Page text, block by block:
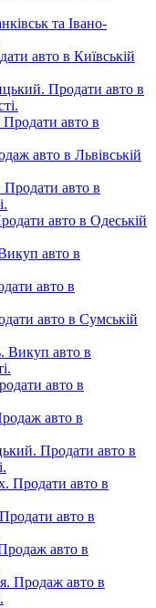
та Івано-
авто в Київській
Продати авто в
авто в
авто в Львівській
авто в
авто в Одеській
авто в
авто в
авто в Сумській
Викуп авто в
авто в
авто в
Продати авто в
Продати авто в
авто в
авто в
Продаж авто в